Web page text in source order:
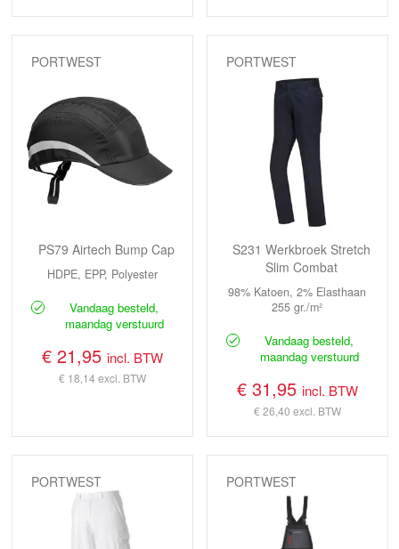
PORTWEST
PS79 Airtech Bump Cap
HDPE, EPP, Polyester
Vandaag besteld,
maandag verstuurd
€ 21,95 incl. BTW
€ 18,14 excl. BTW
PORTWEST
S231 Werkbroek Stretch
Slim Combat
98% Katoen, 2% Elasthaan
255 gr./m²
Vandaag besteld,
maandag verstuurd
€ 31,95 incl. BTW
€ 26,40 excl. BTW
PORTWEST PORTWEST